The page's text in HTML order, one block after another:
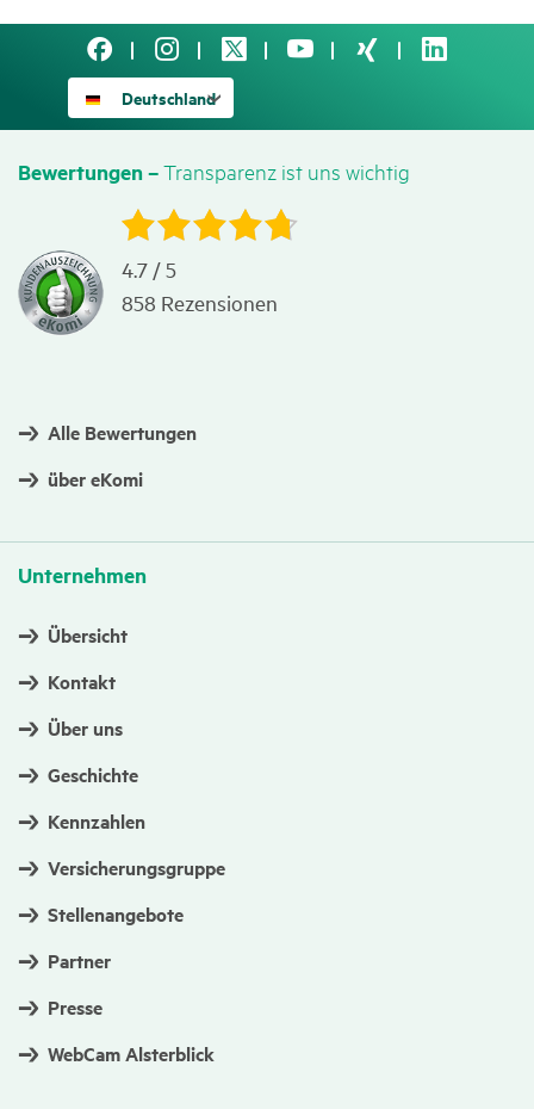
Deutschland
Bewer­tungen –Trans­pa­renz ist uns wichtig
4.7 / 5
858 Rezensionen
Alle Bewertungen
über eKomi
Unter­nehmen
Übersicht
Kontakt
Über uns
Geschichte
Kennzahlen
Versicherungsgruppe
Stellenangebote
Partner
Presse
WebCam Alsterblick